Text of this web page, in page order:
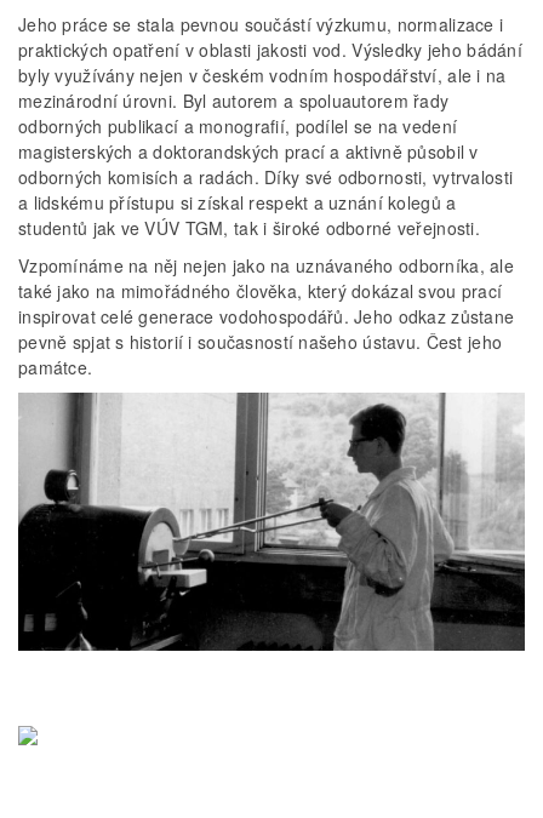
Jeho práce se stala pevnou součástí výzkumu, normalizace i
praktických opatření v oblasti jakosti vod. Výsledky jeho bádání
byly využívány nejen v českém vodním hospodářství, ale i na
mezinárodní úrovni. Byl autorem a spoluautorem řady
odborných publikací a monografií, podílel se na vedení
magisterských a doktorandských prací a aktivně působil v
odborných komisích a radách. Díky své odbornosti, vytrvalosti
a lidskému přístupu si získal respekt a uznání kolegů a
studentů jak ve VÚV TGM, tak i široké odborné veřejnosti.
Vzpomínáme na něj nejen jako na uznávaného odborníka, ale
také jako na mimořádného člověka, který dokázal svou prací
inspirovat celé generace vodohospodářů. Jeho odkaz zůstane
pevně spjat s historií i současností našeho ústavu. Čest jeho
památce.